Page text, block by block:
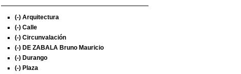
(-) Arquitectura
(-) Calle
(-) Circunvalación
(-) DE ZABALA Bruno Mauricio
(-) Durango
(-) Plaza